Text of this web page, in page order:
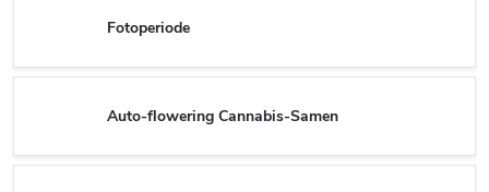
Fotoperiode
Auto-flowering Cannabis-Samen